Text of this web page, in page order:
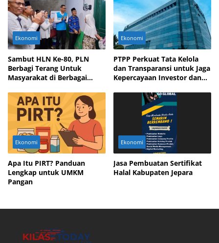
Ekonomi
Sambut HLN Ke-80, PLN
Berbagi Terang Untuk
Masyarakat di Berbagai
Ekonomi
PTPP Perkuat Tata Kelola
dan Transparansi untuk Jaga
Kepercayaan Investor dan
Ekonomi
Apa Itu PIRT? Panduan
Lengkap untuk UMKM
Pangan
Ekonomi
Jasa Pembuatan Sertifikat
Halal Kabupaten Jepara